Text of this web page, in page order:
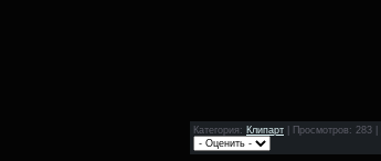
Категория : Клипарт Просмотров: 283 |